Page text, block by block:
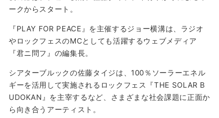
ークからスタート。
『PLAY FOR PEACE』を主催するジョー横溝は、ラジオ
やロックフェスのMCとしても活躍するウェブメディア
『君ニ問フ』の編集長。
シアターブルックの佐藤タイジは、100％ソーラーエネル
ギーを活用して実施されるロックフェス『THE SOLAR B
UDOKAN』を主宰するなど、さまざまな社会課題に正面か
ら向き合うアーティスト。